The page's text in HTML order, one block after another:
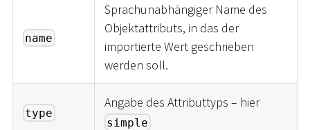
name
Sprachunabhängiger Name des
Objektattributs, in das der
importierte Wert geschrieben
werden soll.
type
Angabe des Attributtyps – hier
simple